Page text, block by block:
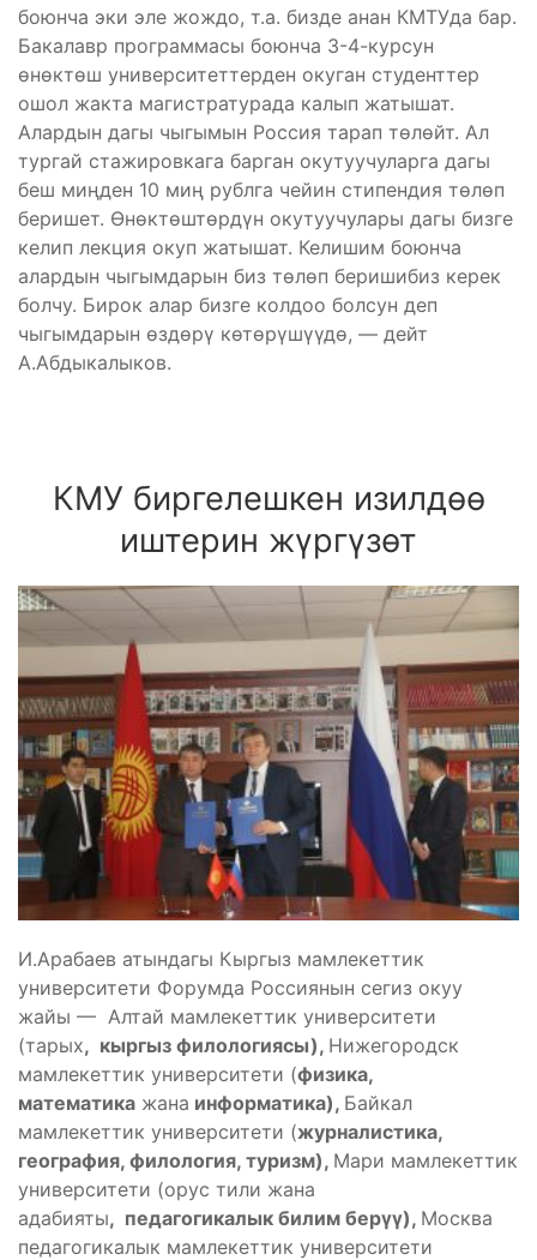
боюнча эки эле жождо, т.а. бизде анан КМТУда бар.
Бакалавр программасы боюнча 3-4-курсун
өнөктөш университеттерден окуган студенттер
ошол жакта магистратурада калып жатышат.
Алардын дагы чыгымын Россия тарап төлөйт. Ал
тургай стажировкага барган окутуучуларга дагы
беш миңден 10 миң рублга чейин стипендия төлөп
беришет. Өнөктөштөрдүн окутуучулары дагы бизге
келип лекция окуп жатышат. Келишим боюнча
алардын чыгымдарын биз төлөп беришибиз керек
болчу. Бирок алар бизге колдоо болсун деп
чыгымдарын өздөрү көтөрүшүүдө, — дейт
А.Абдыкалыков.
КМУ биргелешкен изилдөө
иштерин жүргүзөт
И.Арабаев атындагы Кыргыз мамлекеттик
университети Форумда Россиянын сегиз окуу
жайы — Алтай мамлекеттик университети
(тарых, кыргыз филологиясы), Нижегородск
мамлекеттик университети (физика,
математика жана информатика), Байкал
мамлекеттик университети (журналистика,
география, филология, туризм), Мари мамлекеттик
университети (орус тили жана
адабияты, педагогикалык билим берүү), Москва
педагогикалык мамлекеттик университети